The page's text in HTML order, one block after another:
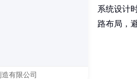
有限公司
系统设计
路布局，